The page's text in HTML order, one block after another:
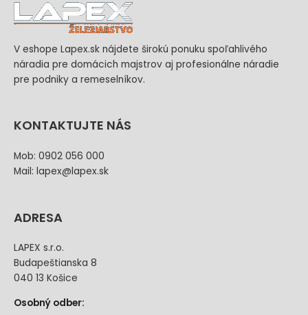
V eshope Lapex.sk nájdete širokú ponuku spoľahlivého
náradia pre domácich majstrov aj profesionálne náradie
pre podniky a remeselníkov.
KONTAKTUJTE NÁS
Mob: 0902 056 000
Mail: lapex@lapex.sk
ADRESA
LAPEX s.r.o.
Budapeštianska 8
040 13 Košice
Osobný odber: